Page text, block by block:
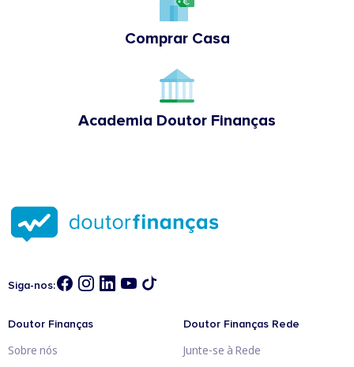
Comprar Casa
Academia Doutor Finanças
Siga-nos:
Doutor Finanças
Sobre nós
Doutor Finanças Rede
Junte-se à Rede